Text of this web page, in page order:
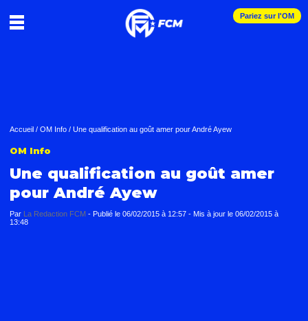
Pariez sur l'OM
Accueil / OM Info / Une qualification au goût amer pour André Ayew
OM Info
Une qualification au goût amer
pour André Ayew
Par La Redaction FCM - Publié le 06/02/2015 à 12:57 - Mis à jour le 06/02/2015 à
13:48